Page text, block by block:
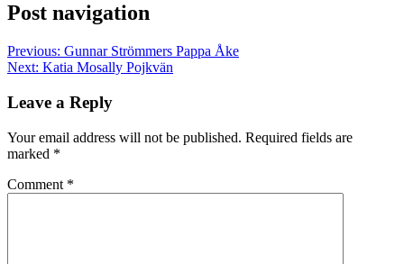
Post navigation
Previous: Gunnar Strömmers Pappa Åke
Next: Katia Mosally Pojkvän
Leave a Reply
Your email address will not be published. Required fields are
marked *
Comment *